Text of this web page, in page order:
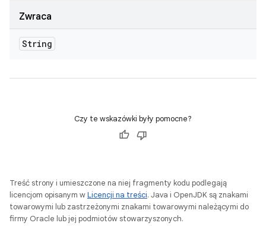
Zwraca
String
Czy te wskazówki były pomocne?
Treść strony i umieszczone na niej fragmenty kodu podlegają
licencjom opisanym wLicencji na treści. Java i OpenJDK są znakami
towarowymi lub zastrzeżonymi znakami towarowymi należącymi do
firmy Oracle lub jej podmiotów stowarzyszonych.